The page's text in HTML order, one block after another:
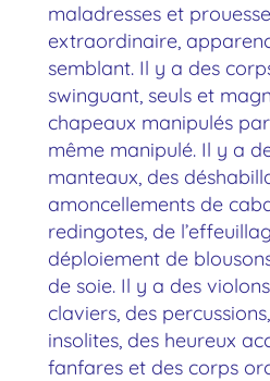
maladresses et
extraordinaire,
semblant. Il y a des
swinguant, seuls et
chapeaux manipulés
même manipulé. Il y a
manteaux, des
amoncellements de
redingotes, de
déploiement de
de soie. Il y a des
claviers, des
insolites, des heureux
fanfares et des corps